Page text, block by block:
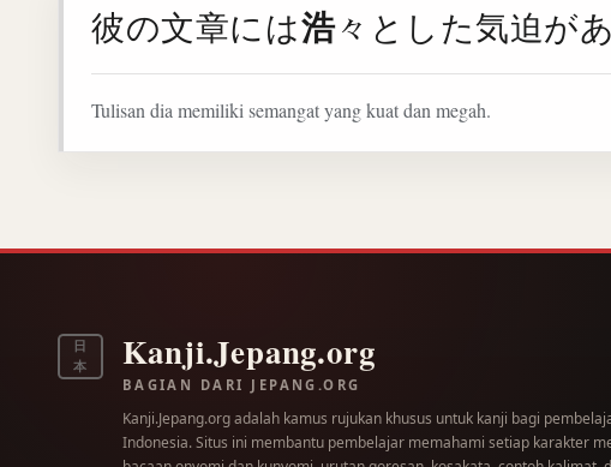
彼の文章には浩々とした気迫があ
Tulisan dia memiliki semangat yang kuat dan megah.
日
本
Kanji.Jepang.org
BAGIAN DARI JEPANG.ORG
Kanji.Jepang.org adalah kamus rujukan khusus untuk kanji bagi
Indonesia. Situs ini membantu pembelajar memahami setiap karakter